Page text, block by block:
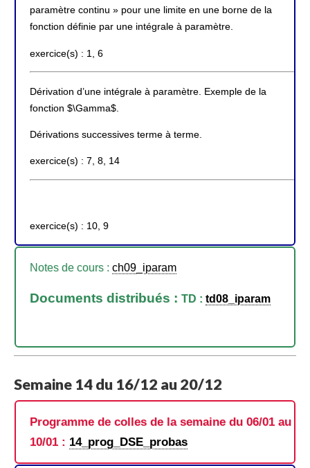
paramètre continu » pour une limite en une borne de la
fonction définie par une intégrale à paramètre.
exercice(s) : 1, 6
Dérivation d’une intégrale à paramètre. Exemple de la
fonction $\Gamma$.
Dérivations successives terme à terme.
exercice(s) : 7, 8, 14
exercice(s) : 10, 9
Notes de cours : ch09_iparam
Documents distribués : TD : td08_iparam
Semaine 14 du 16/12 au 20/12
Programme de colles de la semaine du 06/01 au
10/01 : 14_prog_DSE_probas